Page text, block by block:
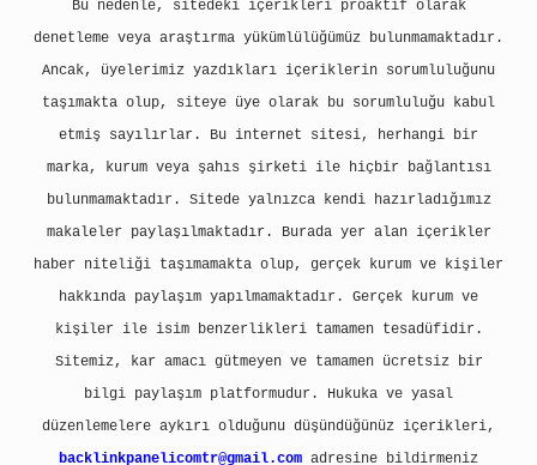
Bu nedenle, sitedeki içerikleri proaktif olarak
denetleme veya araştırma yükümlülüğümüz bulunmamaktadır.
Ancak, üyelerimiz yazdıkları içeriklerin sorumluluğunu
taşımakta olup, siteye üye olarak bu sorumluluğu kabul
etmiş sayılırlar. Bu internet sitesi, herhangi bir
marka, kurum veya şahıs şirketi ile hiçbir bağlantısı
bulunmamaktadır. Sitede yalnızca kendi hazırladığımız
makaleler paylaşılmaktadır. Burada yer alan içerikler
haber niteliği taşımamakta olup, gerçek kurum ve kişiler
hakkında paylaşım yapılmamaktadır. Gerçek kurum ve
kişiler ile isim benzerlikleri tamamen tesadüfidir.
Sitemiz, kar amacı gütmeyen ve tamamen ücretsiz bir
bilgi paylaşım platformudur. Hukuka ve yasal
düzenlemelere aykırı olduğunu düşündüğünüz içerikleri,
backlinkpanelicomtr@gmail.com adresine bildirmeniz